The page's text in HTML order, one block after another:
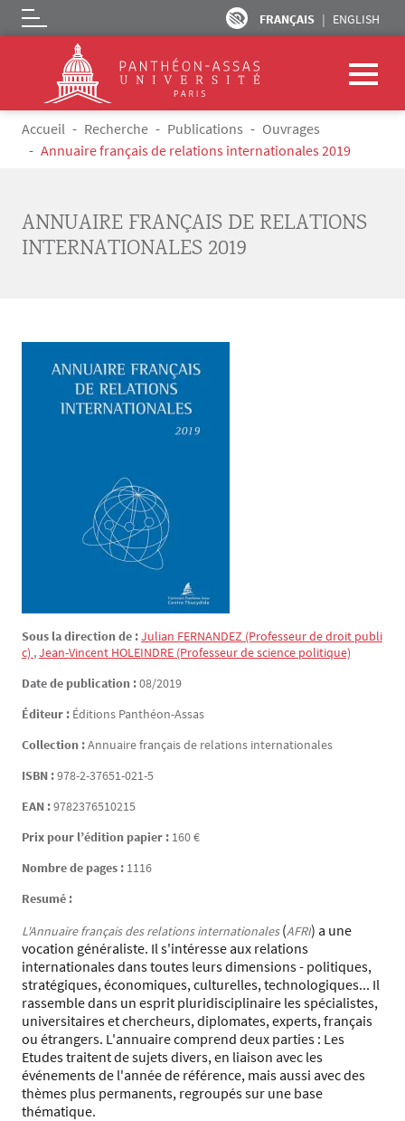
Aller au contenu principal
FRANÇAIS ENGLISH
Logo
Fil d'Ariane
Accueil Recherche Publications
Ouvrages
Annuaire français de relations internationales 2019
ANNUAIRE FRANÇAIS DE RELATIONS
INTERNATIONALES 2019
Sous la direction de :Julian FERNANDEZ (Professeur de droit publi
c) ,Jean-Vincent HOLEINDRE (Professeur de science politique)
Date de publication :08/2019
Éditeur : Éditions Panthéon-Assas
Collection :Annuaire français de relations internationales
ISBN :978-2-37651-021-5
EAN :9782376510215
Prix pour l’édition papier : 160 €
Nombre de pages : 1116
Resumé :
L'Annuaire français des relations internationales(AFRI) a une
vocation généraliste. Il s'intéresse aux relations
internationales dans toutes leurs dimensions - politiques,
stratégiques, économiques, culturelles, technologiques... Il
rassemble dans un esprit pluridisciplinaire les spécialistes,
universitaires et chercheurs, diplomates, experts, français
ou étrangers. L'annuaire comprend deux parties : Les
Etudes traitent de sujets divers, en liaison avec les
événements de l'année de référence, mais aussi avec des
thèmes plus permanents, regroupés sur une base
thématique.